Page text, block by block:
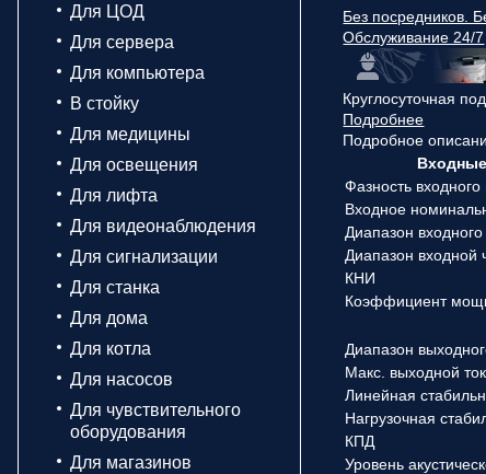
Для ЦОД
Для сервера
Для компьютера
В стойку
Для медицины
Для освещения
Для лифта
Для видеонаблюдения
Для сигнализации
Для станка
Для дома
Для котла
Для насосов
Для чувствительного
оборудования
Для магазинов
Без посредников.
Обслуживание 24/7
Круглосуточная
Подробнее
Подробное
Входные
Фазность
Входное
Диапазон
Диапазон входной
КНИ
Коэффициент
Диапазон
Макс. выходной ток
Линейная
Нагрузочная
КПД
Уровень